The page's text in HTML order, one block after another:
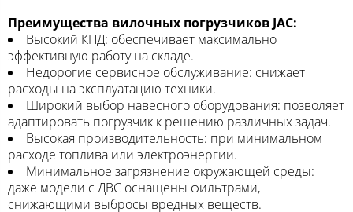
Преимущества вилочных погрузчиков JAC:
Высокий КПД: обеспечивает максимально
эффективную работу на складе.
Недорогие сервисное обслуживание: снижает
расходы на эксплуатацию техники.
Широкий выбор навесного оборудования: позволяет
адаптировать погрузчик к решению различных задач.
Высокая производительность: при минимальном
расходе топлива или электроэнергии.
Минимальное загрязнение окружающей среды:
даже модели с ДВС оснащены фильтрами,
снижающими выбросы вредных веществ.